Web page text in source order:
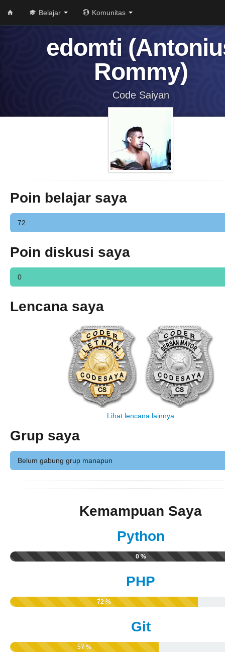
Belajar Komunitas
edomti
Rommy)
Code Saiyan
Poin belajar saya
72
Poin diskusi saya
0
Lencana saya
Lihat lencana lainnya
Grup saya
Belum gabung grup manapun
Kemampuan Saya
Python
0 %
PHP
72 %
Git
57 %